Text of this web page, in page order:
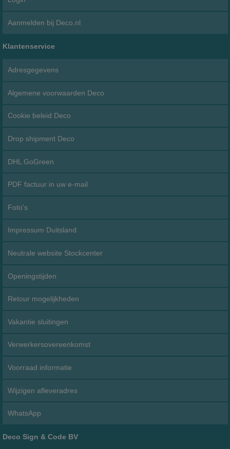
Aanmelden bij Deco.nl
Klantenservice
Adresgegevens
Algemene voorwaarden Deco
Cookie beleid Deco
Drop shipment Deco
DHL GoGreen
PDF factuur in uw e-mail
Foto's
Impressum Duitsland
Neutrale website Stockcenter
Openingstijden
Retour mogelijkheden
Vakantie sluitingen
Verwerkersovereenkomst
Voorraad informatie
Wijzigen afleveradres
WhatsApp
Deco Sign & Code BV